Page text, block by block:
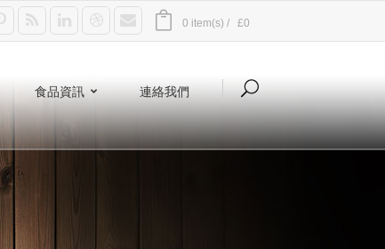
0 item(s) / £0
食品資訊 連絡我們